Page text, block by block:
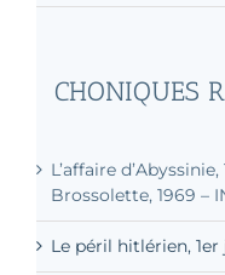
CHONIQUES
L’affaire
Brossolette, 1969 –
Le péril hitlérien,